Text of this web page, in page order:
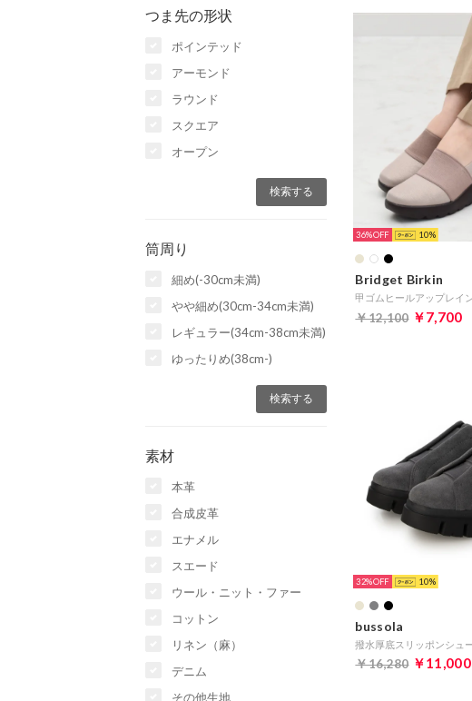
つま先の形状
ポインテッド
アーモンド
ラウンド
スクエア
オープン
筒周り
細め(-30cm未満)
やや細め(30cm-34cm未満)
レギュラー(34cm-38cm未満)
ゆったりめ(38cm-)
素材
本革
合成皮革
エナメル
スエード
ウール・ニット・ファー
コットン
リネン（麻）
デニム
その他生地
36% 10
Bridget Birkin
￥12,100 ￥7,700
32% 10
bussola
￥16,280 ￥11,000